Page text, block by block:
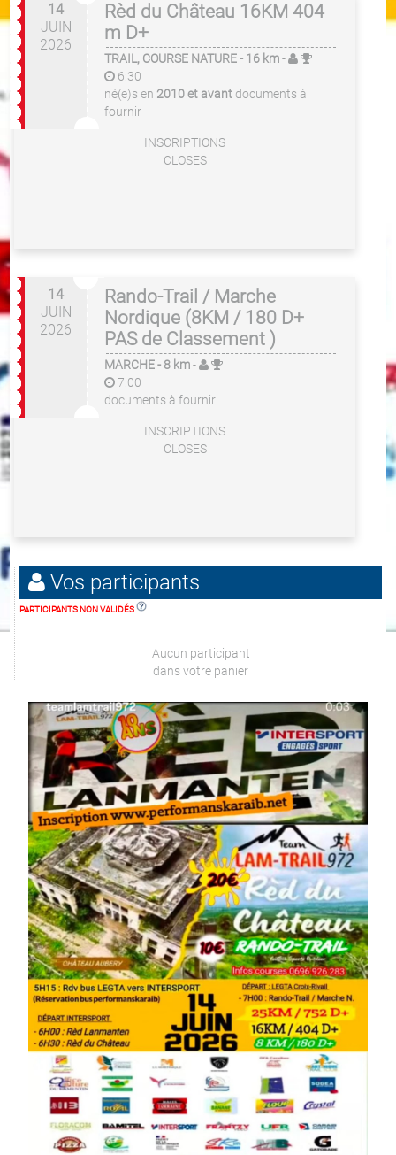
14
JUIN
2026
Rèd du Château 16KM 404
m D+
TRAIL, COURSE NATURE- 16 km-
6:30
né(e)s en 2010 et avant documents à
fournir
INSCRIPTIONS
CLOSES
14
JUIN
2026
Rando-Trail / Marche
Nordique (8KM / 180 D+
PAS de Classement )
MARCHE- 8 km-
7:00
documents à fournir
INSCRIPTIONS
CLOSES
Vos participants
PARTICIPANTS NON VALIDÉS
Aucun participant
dans votre panier